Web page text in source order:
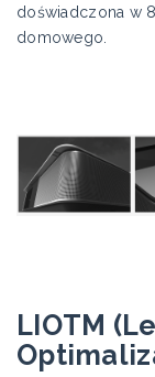
doświadczona w
domowego.
LIOTM